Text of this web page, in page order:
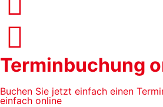
Terminbuchung
Buchen Sie jetzt einfach einen
einfach online